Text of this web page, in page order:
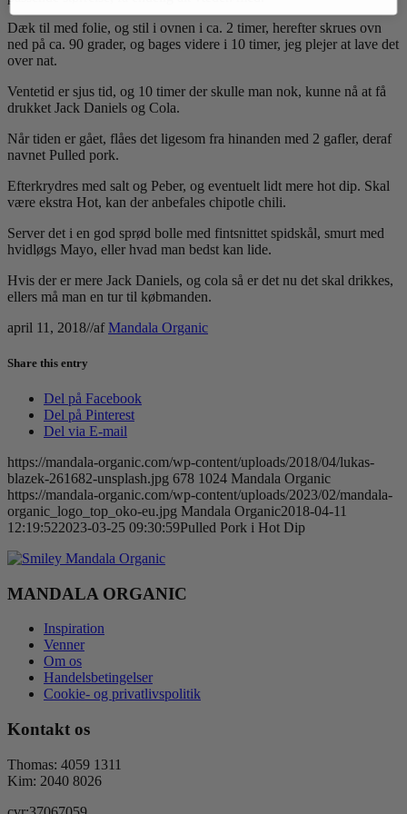
Dæk til med folie, og stil i ovnen i ca. 2 timer, herefter skrues ovn
ned på ca. 90 grader, og bages videre i 10 timer, jeg plejer at lave det
over nat.
Ventetid er sjus tid, og 10 timer der skulle man nok, kunne nå at få
drukket Jack Daniels og Cola.
Når tiden er gået, flåes det ligesom fra hinanden med 2 gafler, deraf
navnet Pulled pork.
Efterkrydres med salt og Peber, og eventuelt lidt mere hot dip. Skal
være ekstra Hot, kan der anbefales chipotle chili.
Server det i en god sprød bolle med fintsnittet spidskål, smurt med
hvidløgs Mayo, eller hvad man bedst kan lide.
Hvis der er mere Jack Daniels, og cola så er det nu det skal drikkes,
ellers må man en tur til købmanden.
april 11, 2018//afMandala Organic
Share this entry
Del på Facebook
Del på Pinterest
Del via E-mail
https://mandala-organic.com/wp-content/uploads/2018/04/lukas-
blazek-261682-unsplash.jpg 678 1024 Mandala Organic
https://mandala-organic.com/wp-content/uploads/2023/02/mandala-
organic_logo_top_oko-eu.jpg Mandala Organic2018-04-11
12:19:522023-03-25 09:30:59Pulled Pork i Hot Dip
MANDALA ORGANIC
Inspiration
Venner
Om os
Handelsbetingelser
Cookie- og privatlivspolitik
Kontakt os
Thomas: 4059 1311
Kim: 2040 8026